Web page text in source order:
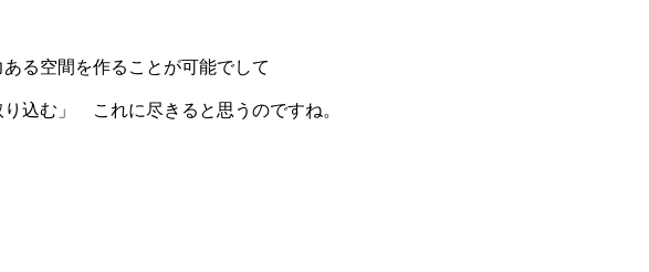
る空間を作ることが可能でして
込む」 これに尽きると思うのですね。